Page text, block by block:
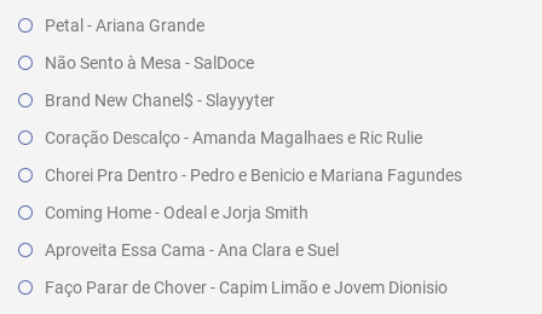
Petal - Ariana Grande
Não Sento à Mesa - SalDoce
Brand New Chanel$ - Slayyyter
Coração Descalço - Amanda Magalhaes e Ric Rulie
Chorei Pra Dentro - Pedro e Benicio e Mariana Fagundes
Coming Home - Odeal e Jorja Smith
Aproveita Essa Cama - Ana Clara e Suel
Faço Parar de Chover - Capim Limão e Jovem Dionisio